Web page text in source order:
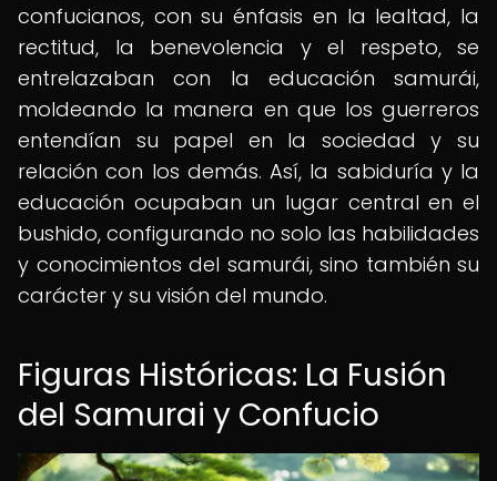
confucianos, con su énfasis en la lealtad, la
rectitud, la benevolencia y el respeto, se
entrelazaban con la educación samurái,
moldeando la manera en que los guerreros
entendían su papel en la sociedad y su
relación con los demás. Así, la sabiduría y la
educación ocupaban un lugar central en el
bushido, configurando no solo las habilidades
y conocimientos del samurái, sino también su
carácter y su visión del mundo.
Figuras Históricas: La Fusión
del Samurai y Confucio